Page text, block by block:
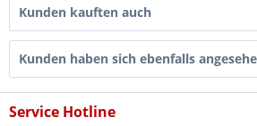
Kunden kauften auch
Kunden haben sich ebenfalls
Service Hotline